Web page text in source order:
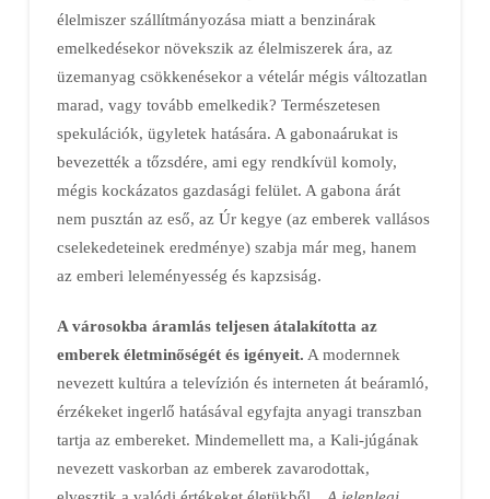
élelmiszer szállítmányozása miatt a benzinárak
emelkedésekor növekszik az élelmiszerek ára, az
üzemanyag csökkenésekor a vételár mégis változatlan
marad, vagy tovább emelkedik? Természetesen
spekulációk, ügyletek hatására. A gabonaárukat is
bevezették a tőzsdére, ami egy rendkívül komoly,
mégis kockázatos gazdasági felület. A gabona árát
nem pusztán az eső, az Úr kegye (az emberek vallásos
cselekedeteinek eredménye) szabja már meg, hanem
az emberi leleményesség és kapzsiság.
A városokba áramlás teljesen átalakította az
emberek életminőségét és igényeit. A modernnek
nevezett kultúra a televízión és interneten át beáramló,
érzékeket ingerlő hatásával egyfajta anyagi transzban
tartja az embereket. Mindemellett ma, a Kali-júgának
nevezett vaskorban az emberek zavarodottak,